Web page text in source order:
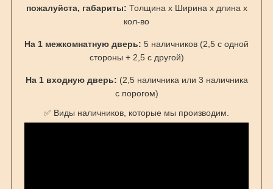
пожалуйста, габариты: Толщина х Ширина х длина х
кол-во
На 1 межкомнатную дверь: 5 наличников (2,5 с одной
стороны + 2,5 с другой)
На 1 входную дверь: (2,5 наличника или 3 наличника
с порогом)
✅ Виды наличников, которые мы производим.